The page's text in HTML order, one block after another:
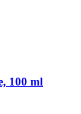
100 ml